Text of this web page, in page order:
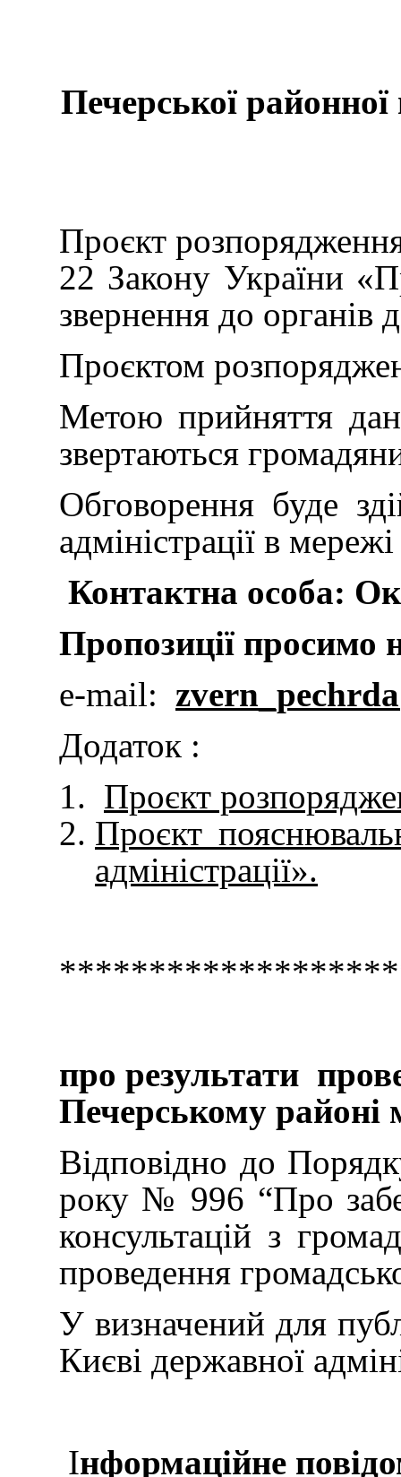
Печерської районної
Проєкт
22 Закону України
звернення до органів
Проєктом
Метою прийняття
звертаються
Обговорення буде
адміністрації в
Контактна особа:
Пропозиції просимо
e-mail:
Додаток :
Проєкт
Проєкт
адміністрації».
про результати
Печерському районі
Відповідно до
року № 996 “Про
консультацій з
проведення
У визначений для
Києві державної
Інформаційне